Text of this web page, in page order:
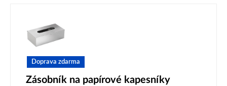
Doprava zdarma
Zásobník na papírové kapesníky